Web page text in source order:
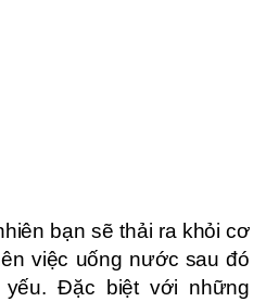
bạn sẽ thải ra khỏi cơ
việc uống nước sau đó
Đặc biệt với những